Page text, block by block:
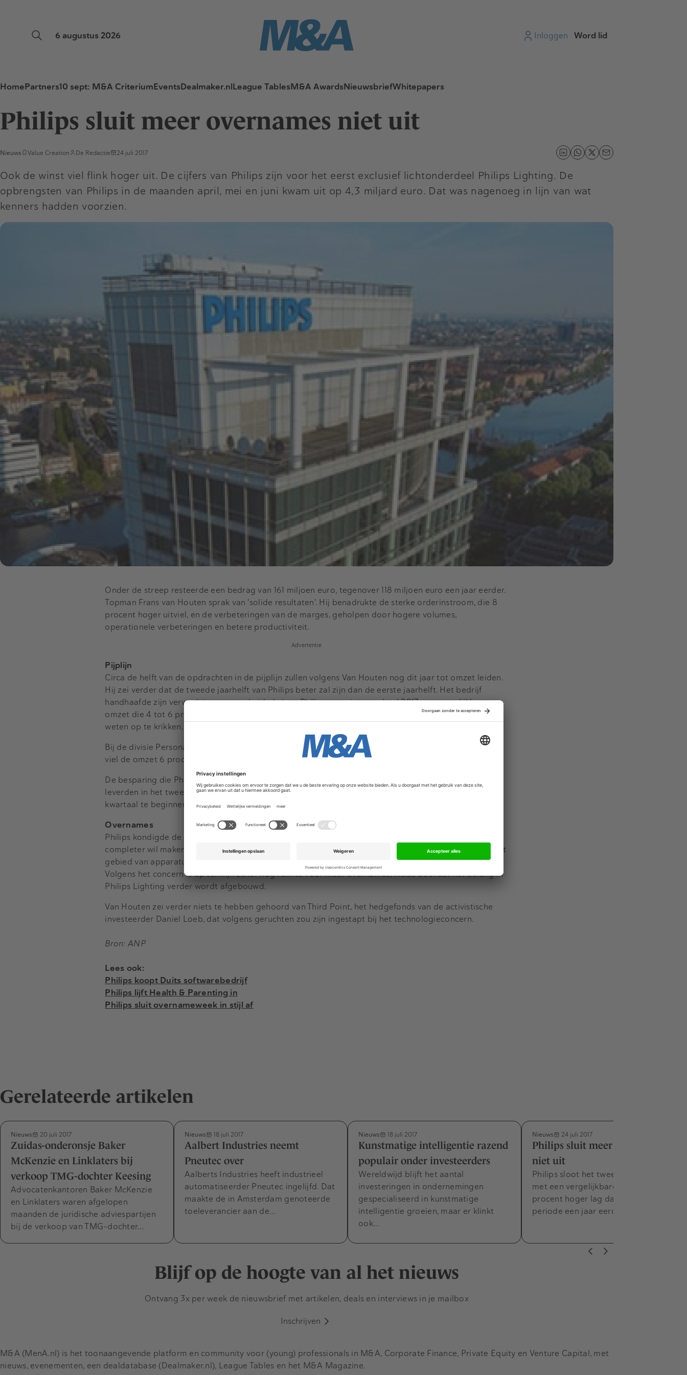
6 augustus 2026 Inloggen Word lid
HomePartners10 sept: M&A CriteriumEventsDealmaker.nlLeague TablesM&A AwardsNieuwsbriefWhitepapers
Philips sluit meer overnames niet uit
Nieuws Value Creation De Redactie 24 juli 2017
Ook de winst viel flink hoger uit. De cijfers van Philips zijn voor het eerst exclusief lichtonderdeel Philips Lighting. De
opbrengsten van Philips in de maanden april, mei en juni kwam uit op 4,3 miljard euro. Dat was nagenoeg in lijn van wat
kenners hadden voorzien.
Onder de streep resteerde een bedrag van 161 miljoen euro, tegenover 118 miljoen euro een jaar eerder.
Topman Frans van Houten sprak van 'solide resultaten'. Hij benadrukte de sterke orderinstroom, die 8
procent hoger uitviel, en de verbeteringen van de marges, geholpen door hogere volumes,
operationele verbeteringen en betere productiviteit.
Advertentie
Pijplijn
Circa de helft van de opdrachten in de pijplijn zullen volgens Van Houten nog dit jaar tot omzet leiden.
Hij zei verder dat de tweede jaarhelft van Philips beter zal zijn dan de eerste jaarhelft. Het bedrijf
handhaafde zijn verwachtingen voor het hele jaar. Philips voorziet voor heel 2017 een vergelijkbare
omzet die 4 tot 6 procent hoger zal uitvallen. Daarnaast zal het bedrijf naar verwachting de marges
weten op te krikken.
Bij de divisie Personal Health, dat onder meer elektrische tandenborstels en scheerapparaten maakt,
viel de omzet 6 procent hoger uit. De opbrengsten bij Diagnoses & Treatment stegen met 3 procent.
De besparing die Philips deed op de inkoop bedroeg 61 miljoen euro. Andere kostenbesparingen
leverden in het tweede kwartaal 48 miljoen euro op. Het concern kondigde verder aan vanaf het derde
kwartaal te beginnen met een aandeleninkoopprogramma van 1,5 miljard euro.
Overnames
Philips kondigde de afgelopen maand een reeks overnames aan waarmee het zijn productaanbod
completer wil maken. De grootste aankoop is het Amerikaanse Spectranetics. Voor die specialist op het
gebied van apparatuur voor vaatchirurgie legt het bedrijf omgerekend 1,9 miljard euro op tafel.
Volgens het concern is op termijn zeker nog ruimte voor meer overnames, mede doordat het belang in
Philips Lighting verder wordt afgebouwd.
Van Houten zei verder niets te hebben gehoord van Third Point, het hedgefonds van de activistische
investeerder Daniel Loeb, dat volgens geruchten zou zijn ingestapt bij het technologieconcern.
Bron: ANP
Lees ook:
Philips koopt Duits softwarebedrijf
Philips lijft Health & Parenting in
Philips sluit overnameweek in stijl af
Gerelateerde artikelen
Nieuws 20 juli 2017
Zuidas-onderonsje Baker
McKenzie en Linklaters bij
verkoop TMG-dochter Keesing
Advocatenkantoren Baker McKenzie
en Linklaters waren afgelopen
maanden de juridische adviespartijen
bij de verkoop van TMG-dochter…
Nieuws 18 juli 2017
Aalbert Industries neemt
Pneutec over
Aalberts Industries heeft industrieel
automatiseerder Pneutec ingelijfd. Dat
maakte de in Amsterdam genoteerde
toeleverancier aan de…
Nieuws 18 juli 2017
Kunstmatige intelligentie razend
populair onder investeerders
Wereldwijd blijft het aantal
investeringen in ondernemingen
gespecialiseerd in kunstmatige
intelligentie groeien, maar er klinkt
ook…
Nieuws 24 juli 2017
Philips sluit meer overnames
niet uit
Philips sloot het tweede kwartaal af
met een vergelijkbare omzet die 4
procent hoger lag dan dezelfde
periode een jaar eerder. Volgens…
Blijf op de hoogte van al het nieuws
Ontvang 3x per week de nieuwsbrief met artikelen, deals en interviews in je mailbox
Inschrijven
M&A (MenA.nl) is het toonaangevende platform en community voor (young) professionals in M&A, Corporate Finance, Private Equity en Venture Capital, met
nieuws, evenementen, een dealdatabase (Dealmaker.nl), League Tables en het M&A Magazine.